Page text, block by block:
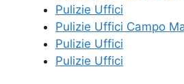
Pulizie Uffici
Pulizie Uffici Campo
Pulizie Uffici
Pulizie Uffici